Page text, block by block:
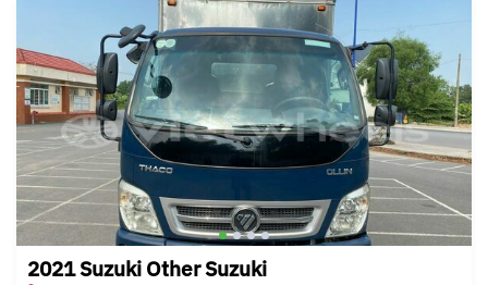
2021 Suzuki Other Suzuki